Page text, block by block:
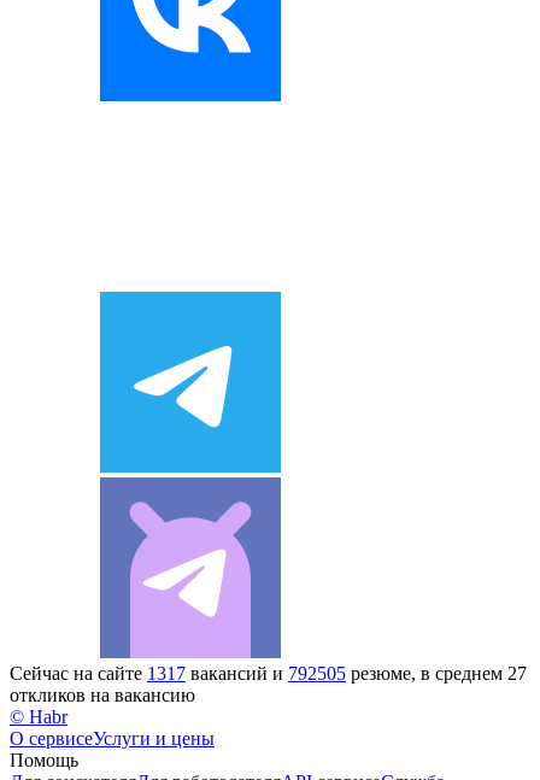
Сейчас на сайте 1317 вакансий и 792505 резюме, в среднем 27
откликов на вакансию
© Habr
О сервисеУслуги и цены
Помощь